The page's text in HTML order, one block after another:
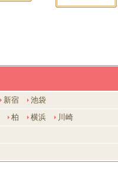
新宿
池袋
柏 横浜
川崎